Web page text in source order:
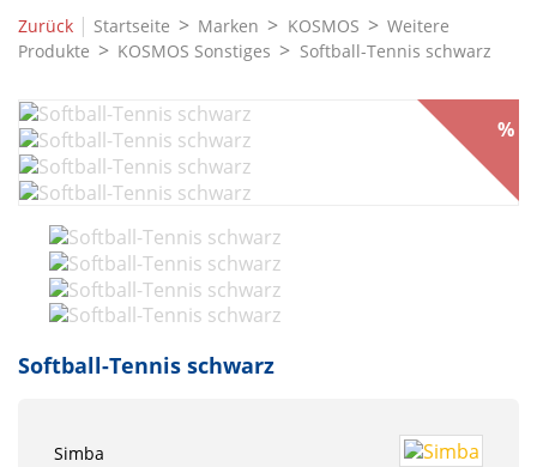
Zurück | Startseite Marken KOSMOS
Weitere
Produkte
KOSMOS Sonstiges Softball-Tennis schwarz
%
Softball-Tennis schwarz
Simba